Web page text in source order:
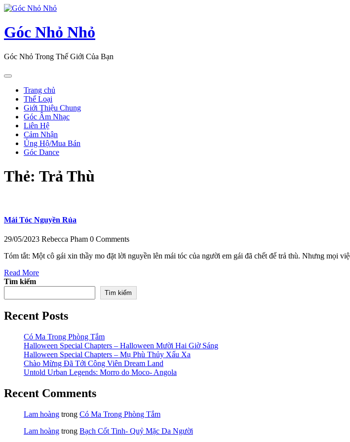
Skip
content
Góc Nhỏ Nhỏ
Góc Nhỏ Trong Thế Giới Của Bạn
Open
ButtonTrang chủ
Thể Loại
Giới Thiệu Chung
Góc Âm Nhạc
Liên Hệ
Cảm Nhận
Ủng Hộ/Mua Bán
Góc Dance
Button
Thẻ: Trả Thù
Mái Tóc Nguyền Rủa
29/05/2023 Rebecca Pham 0 Comments
Tóm tắt: Một cô gái xin thầy mo đặt lời nguyền lên mái tóc của người em gái đã chết để trả thù. Nhưng mọi
Read More
Tìm kiếm
Tìm kiếm
Recent Posts
Có Ma Trong Phòng Tắm
Halloween Special Chapters – Halloween Mười Hai Giờ Sáng
Halloween Special Chapters – Mụ Phù Thủy Xấu Xa
Chào Mừng Đã Tới Công Viên Dream Land
Untold Urban Legends: Morro do Moco- Angola
Recent Comments
Lam hoàng trong Có Ma Trong Phòng Tắm
Lam hoàng trong Bạch Cốt Tinh- Quỷ Mặc Da Người